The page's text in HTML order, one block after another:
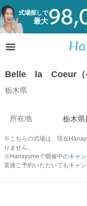
式場探しで
最大
Belle la Coeur（
栃木県
所在地 栃木県
※こちらの式場は、現在
りません。
※Hanayumeで開催中のキャ
直接ご予約いただいてもキャ